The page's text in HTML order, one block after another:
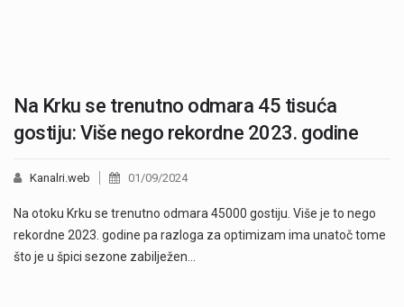
Na Krku se trenutno odmara 45 tisuća
gostiju: Više nego rekordne 2023. godine
Kanalri.web 01/09/2024
Na otoku Krku se trenutno odmara 45000 gostiju. Više je to nego
rekordne 2023. godine pa razloga za optimizam ima unatoč tome
što je u špici sezone zabilježen…